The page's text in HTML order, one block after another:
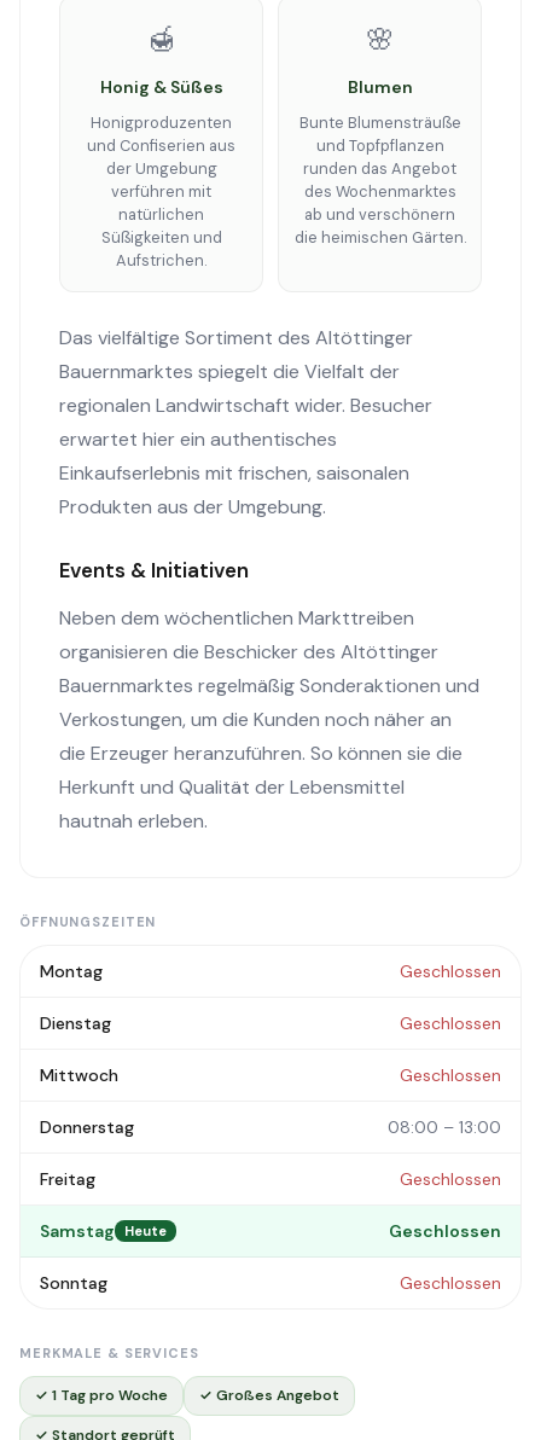
🍯
Honig & Süßes
Honigproduzenten
und Confiserien aus
der Umgebung
verführen mit
natürlichen
Süßigkeiten und
Aufstrichen.
🌸
Blumen
Bunte Blumensträuße
und Topfpflanzen
runden das Angebot
des Wochenmarktes
ab und verschönern
die heimischen Gärten.
Das vielfältige Sortiment des Altöttinger
Bauernmarktes spiegelt die Vielfalt der
regionalen Landwirtschaft wider. Besucher
erwartet hier ein authentisches
Einkaufserlebnis mit frischen, saisonalen
Produkten aus der Umgebung.
Events & Initiativen
Neben dem wöchentlichen Markttreiben
organisieren die Beschicker des Altöttinger
Bauernmarktes regelmäßig Sonderaktionen und
Verkostungen, um die Kunden noch näher an
die Erzeuger heranzuführen. So können sie die
Herkunft und Qualität der Lebensmittel
hautnah erleben.
ÖFFNUNGSZEITEN
Montag Geschlossen
Dienstag Geschlossen
Mittwoch Geschlossen
Donnerstag 08:00 – 13:00
Freitag Geschlossen
Samstag Heute Geschlossen
Sonntag Geschlossen
MERKMALE & SERVICES
✓ 1 Tag pro Woche ✓ Großes Angebot
✓ Standort geprüft